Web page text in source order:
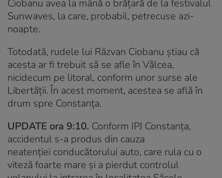
Ciobanu avea la mână o brățară de la festivalul
Sunwaves, la care, probabil, petrecuse azi-
noapte.
Totodată, rudele lui Răzvan Ciobanu știau că
acesta ar fi trebuit să se afle în Vâlcea,
nicidecum pe litoral, conform unor surse ale
Libertății. În acest moment, acestea se află în
drum spre Constanța.
UPDATE ora 9:10. Conform IPJ Constanța,
accidentul s-a produs din cauza
neatenției conducătorului auto, care rula cu o
viteză foarte mare și a pierdut controlul